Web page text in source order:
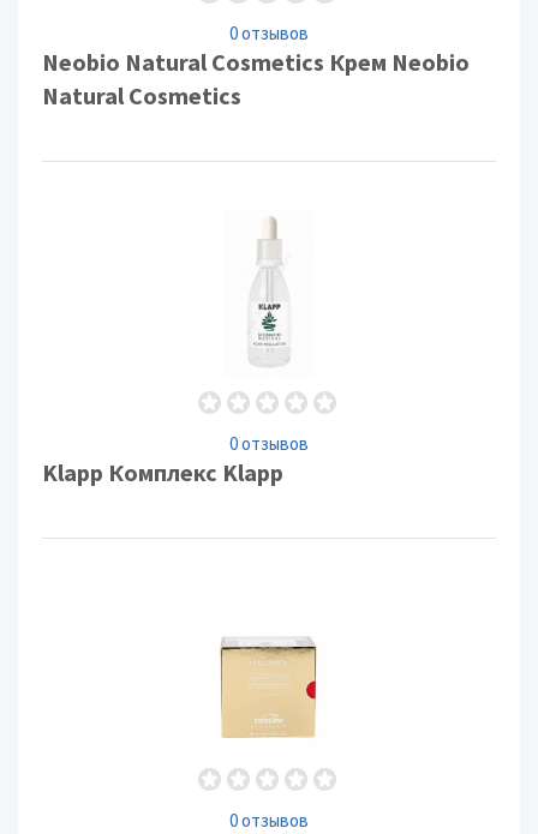
0 отзывов
Neobio Natural Cosmetics Крем Neobio
Natural Cosmetics
0 отзывов
Klapp Комплекс Klapp
0 отзывов